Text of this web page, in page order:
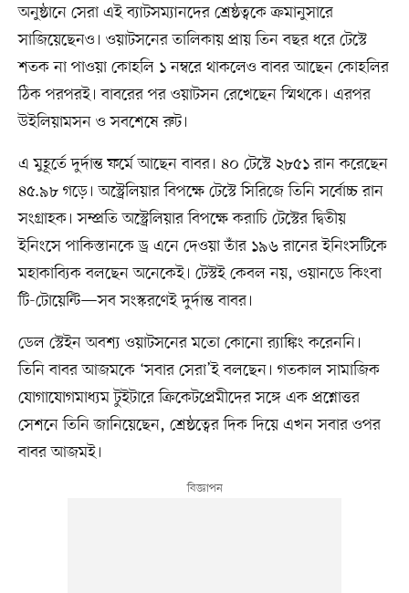
অনুষ্ঠানে সেরা এই ব্যাটসম্যানদের শ্রেষ্ঠত্বকে ক্রমানুসারে
সাজিয়েছেনও। ওয়াটসনের তালিকায় প্রায় তিন বছর ধরে টেস্টে
শতক না পাওয়া কোহলি ১ নম্বরে থাকলেও বাবর আছেন কোহলির
ঠিক পরপরই। বাবরের পর ওয়াটসন রেখেছেন স্মিথকে। এরপর
উইলিয়ামসন ও সবশেষে রুট।
এ মুহূর্তে দুর্দান্ত ফর্মে আছেন বাবর। ৪০ টেস্টে ২৮৫১ রান করেছেন
৪৫.৯৮ গড়ে। অস্ট্রেলিয়ার বিপক্ষে টেস্টে সিরিজে তিনি সর্বোচ্চ রান
সংগ্রাহক। সম্প্রতি অস্ট্রেলিয়ার বিপক্ষে করাচি টেস্টের দ্বিতীয়
ইনিংসে পাকিস্তানকে ড্র এনে দেওয়া তাঁর ১৯৬ রানের ইনিংসটিকে
মহাকাব্যিক বলছেন অনেকেই। টেস্টই কেবল নয়, ওয়ানডে কিংবা
টি-টোয়েন্টি—সব সংস্করণেই দুর্দান্ত বাবর।
ডেল স্টেইন অবশ্য ওয়াটসনের মতো কোনো র‍্যাঙ্কিং করেননি।
তিনি বাবর আজমকে ‘সবার সেরা’ই বলছেন। গতকাল সামাজিক
যোগাযোগমাধ্যম টুইটারে ক্রিকেটপ্রেমীদের সঙ্গে এক প্রশ্নোত্তর
সেশনে তিনি জানিয়েছেন, শ্রেষ্ঠত্বের দিক দিয়ে এখন সবার ওপর
বাবর আজমই।